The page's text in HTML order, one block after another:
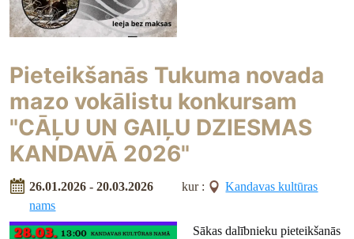
Pieteikšanās Tukuma novada
mazo vokālistu konkursam
"CĀĻU UN GAIĻU DZIESMAS
KANDAVĀ 2026"
26.01.2026 - 20.03.2026 kur :
Kandavas kultūras
nams
Sākas dalībnieku pieteikšanās